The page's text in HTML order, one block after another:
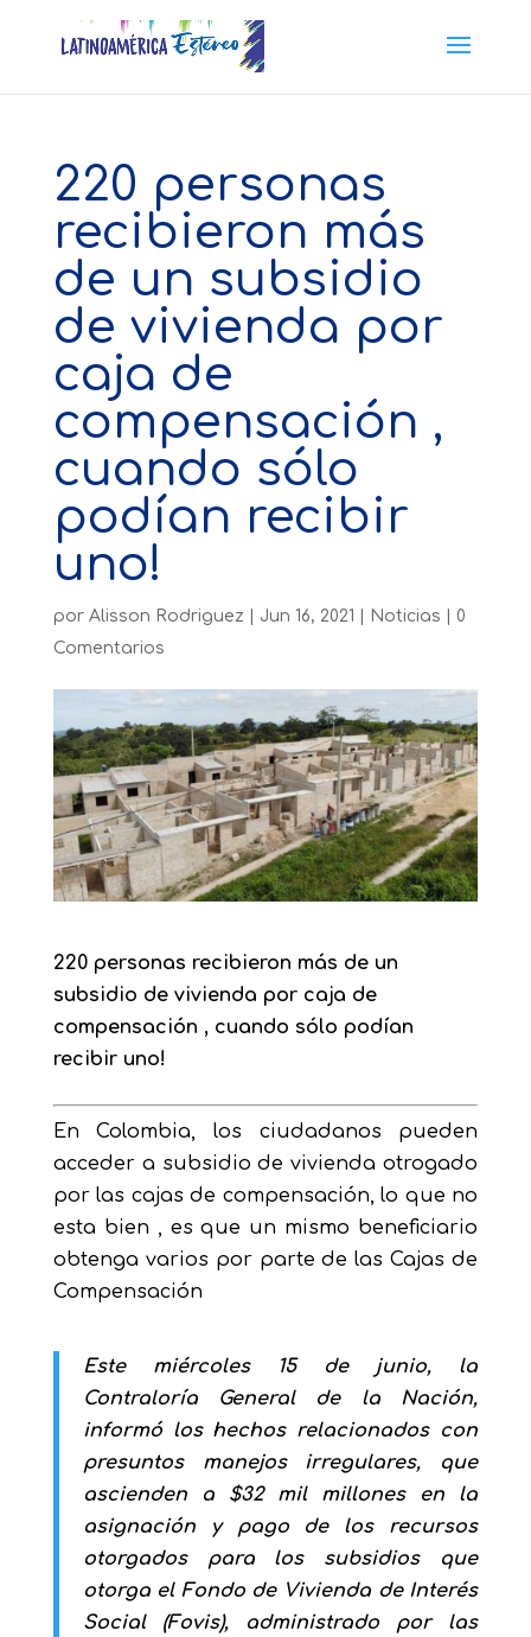
220 personas
recibieron más
de un subsidio
de vivienda por
caja de
compensación ,
cuando sólo
podían recibir
uno!
por Alisson Rodriguez Jun 16, 2021 Noticias
0
Comentarios
220 personas recibieron más de un
subsidio de vivienda por caja de
compensación , cuando sólo podían
recibir uno!
En Colombia, los ciudadanos pueden
acceder a subsidio de vivienda otrogado
por las cajas de compensación, lo que no
esta bien , es que un mismo beneficiario
obtenga varios por parte de las Cajas de
Compensación
Este miércoles 15 de junio, la
Contraloría General de la Nación,
informó los hechos relacionados con
presuntos manejos irregulares, que
ascienden a $32 mil millones en la
asignación y pago de los recursos
otorgados para los subsidios que
otorga el Fondo de Vivienda de Interés
Social (Fovis), administrado por las